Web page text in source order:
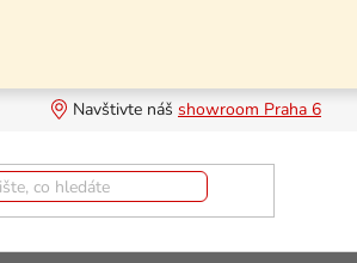
Navštivte náš showroom Praha 6